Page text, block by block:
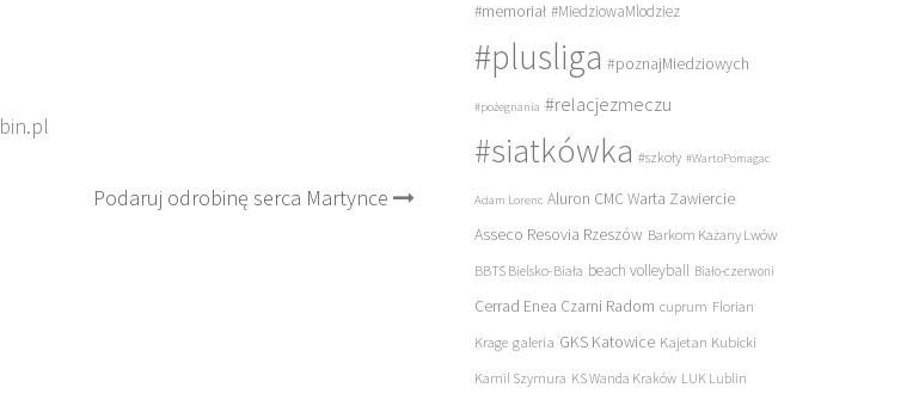
Podaruj odrobinę serca Martynce
#memoriał #MiedziowaMlodziez
#plusliga #poznajMiedziowych
#pożegnania #relacjezmeczu
#siatkówka #szkoły #WartoPomagac
Adam Lorenc Aluron CMC Warta Zawiercie
Asseco Resovia Rzeszów Barkom Każany Lwów
BBTS Bielsko-Biała beach volleyball Biało-czerwoni
Cerrad Enea Czarni Radom cuprum Florian
Krage galeria GKS Katowice Kajetan Kubicki
Kamil Szymura KS Wanda Kraków LUK Lublin